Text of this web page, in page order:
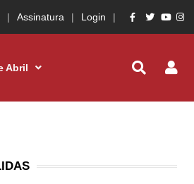
Assinatura Login
Abril